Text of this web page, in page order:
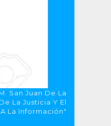
San Juan De La
La Justicia Y El
La Información"